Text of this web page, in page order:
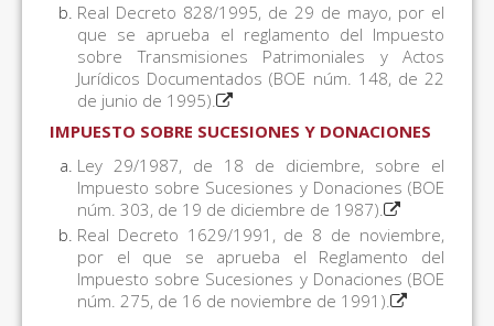
Real Decreto 828/1995, de 29 de mayo, por el
que se aprueba el reglamento del Impuesto
sobre Transmisiones Patrimoniales y Actos
Jurídicos Documentados (BOE núm. 148, de 22
de junio de 1995).
IMPUESTO SOBRE SUCESIONES Y DONACIONES
Ley 29/1987, de 18 de diciembre, sobre el
Impuesto sobre Sucesiones y Donaciones (BOE
núm. 303, de 19 de diciembre de 1987).
Real Decreto 1629/1991, de 8 de noviembre,
por el que se aprueba el Reglamento del
Impuesto sobre Sucesiones y Donaciones (BOE
núm. 275, de 16 de noviembre de 1991).